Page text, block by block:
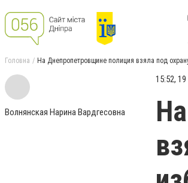
Головна На Днепропетровщине полиция взяла под
Волнянская Нарина Вардгесовна
15:52, 19